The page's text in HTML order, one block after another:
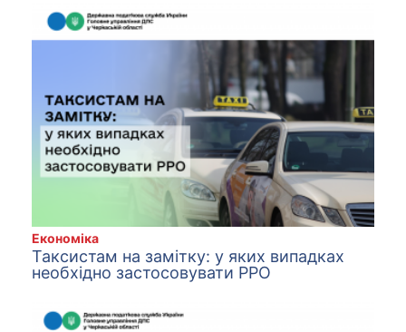
Економіка
Таксистам на замітку: у яких випадках
необхідно застосовувати РРО